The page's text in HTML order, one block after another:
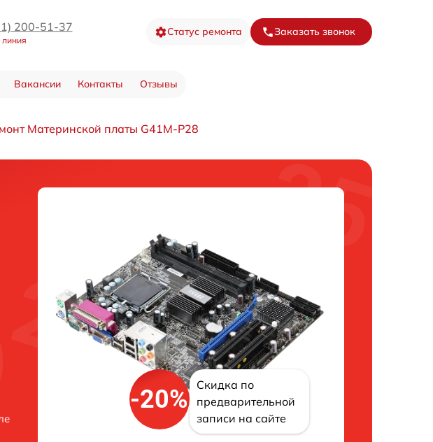
200-51-37 Статус ремонта Заказать звонок
Вакансии Контакты Отзывы
Материнской платы G41M-P28
-20%
Скидка по
предварительной
записи на сайте